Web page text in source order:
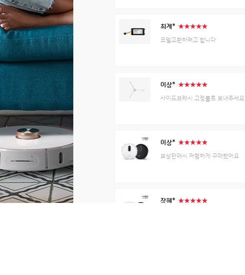
최계* ★★★★★
모델교환하려고 합니다
이상* ★★★★★
사이드브레시 고정볼트 보내주세요
이상* ★★★★★
보상판매시 저렴하게 구매했어요
장혜* ★★★★★